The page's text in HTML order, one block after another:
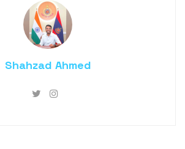
Shahzad Ahmed